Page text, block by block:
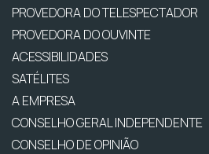
PROVEDORA DO TELESPECTADOR
PROVEDORA DO OUVINTE
ACESSIBILIDADES
SATÉLITES
A EMPRESA
CONSELHO GERAL INDEPENDENTE
CONSELHO DE OPINIÃO